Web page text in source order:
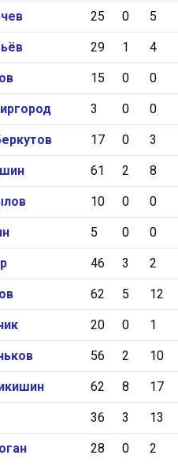
СМО МХК Атлант
Тайфун
25 0 5
29 1 4
15 0 0
3 0 0
17 0 3
61 2 8
10 0 0
5 0 0
46 3 2
62 5 12
20 0 1
56 2 10
62 8 17
36 3 13
28 0 2